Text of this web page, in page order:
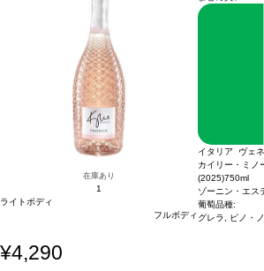
在庫あり
1
ライトボディ
フルボディ
イタリア ヴェ
カイリー・ミノ
(2025)750ml
ゾーニン・エス
葡萄品種:
グレラ, ピノ・
¥4,290